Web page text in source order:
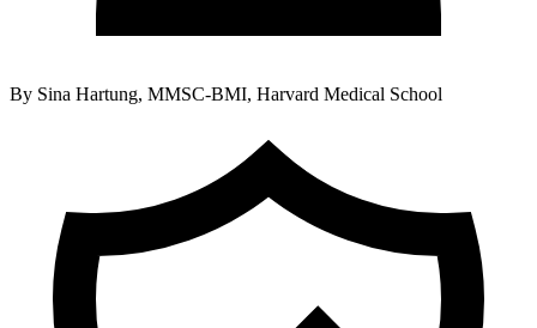
By Sina Hartung, MMSC-BMI, Harvard Medical School